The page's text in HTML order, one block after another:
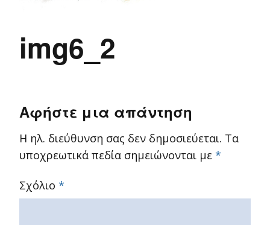
img6_2
Αφήστε μια απάντηση
Η ηλ. διεύθυνση σας δεν δημοσιεύεται. Τα
υποχρεωτικά πεδία σημειώνονται με *
Σχόλιο *